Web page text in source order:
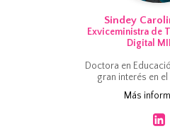
Sindey
Exviceministra de
Digital
Doctora en
gran interés en
inclusión de
discapacidad a
Tecnología,
Tecnologías de
Más